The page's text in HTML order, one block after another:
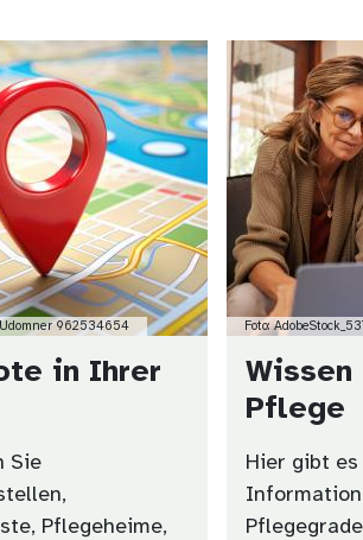
Udomner 962534654
in Ihrer
Sie
Pflegeheime,
Bild
Foto:
Wissen
Pflege
Hier gibt